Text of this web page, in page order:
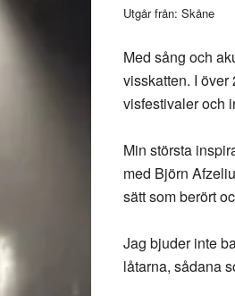
Utgår från: Skåne
Med sång och
visskatten. I
visfestivaler och
Min största
med Björn
sätt som berört
Jag bjuder inte
låtarna, sådana